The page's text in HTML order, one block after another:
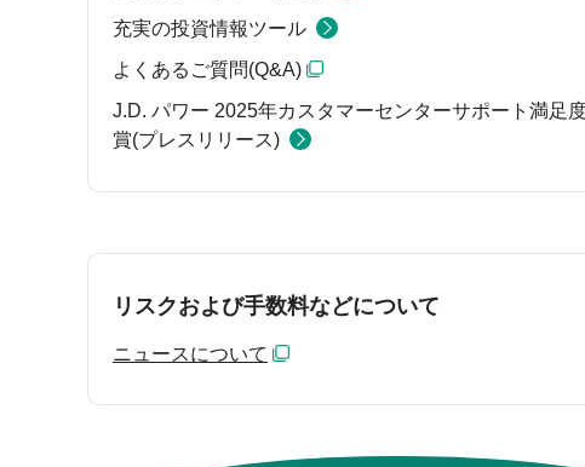
充実の投資情報ツール
よくあるご質問(Q&A)
J.D. パワー 2025年カスタマーセンターサポート満足
賞(プレスリリース)
リスクおよび手数料などについて
ニュースについて